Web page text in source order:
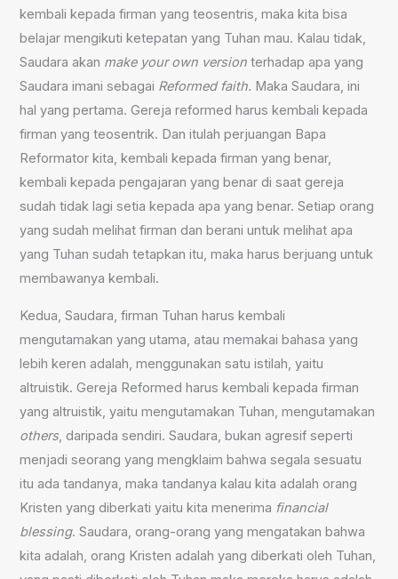
kembali kepada firman yang teosentris, maka kita bisa
belajar mengikuti ketepatan yang Tuhan mau. Kalau tidak,
Saudara akan make your own version terhadap apa yang
Saudara imani sebagai Reformed faith. Maka Saudara, ini
hal yang pertama. Gereja reformed harus kembali kepada
firman yang teosentrik. Dan itulah perjuangan Bapa
Reformator kita, kembali kepada firman yang benar,
kembali kepada pengajaran yang benar di saat gereja
sudah tidak lagi setia kepada apa yang benar. Setiap orang
yang sudah melihat firman dan berani untuk melihat apa
yang Tuhan sudah tetapkan itu, maka harus berjuang untuk
membawanya kembali.
Kedua, Saudara, firman Tuhan harus kembali
mengutamakan yang utama, atau memakai bahasa yang
lebih keren adalah, menggunakan satu istilah, yaitu
altruistik. Gereja Reformed harus kembali kepada firman
yang altruistik, yaitu mengutamakan Tuhan, mengutamakan
others, daripada sendiri. Saudara, bukan agresif seperti
menjadi seorang yang mengklaim bahwa segala sesuatu
itu ada tandanya, maka tandanya kalau kita adalah orang
Kristen yang diberkati yaitu kita menerima financial
blessing. Saudara, orang-orang yang mengatakan bahwa
kita adalah, orang Kristen adalah yang diberkati oleh Tuhan,